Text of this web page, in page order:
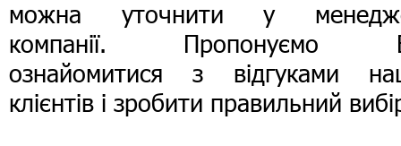
можна уточнити у
компанії. Пропонуємо
ознайомитися з відгуками
клієнтів і зробити правильний